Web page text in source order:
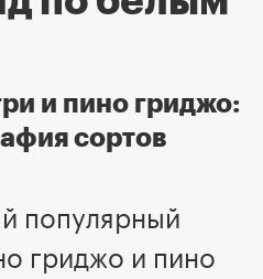
и пино гриджо:
сортов
популярный
гриджо и пино